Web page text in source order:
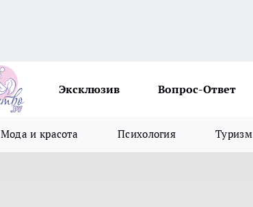
Эксклюзив Вопрос-Ответ
Мода и красота Психология Туризм